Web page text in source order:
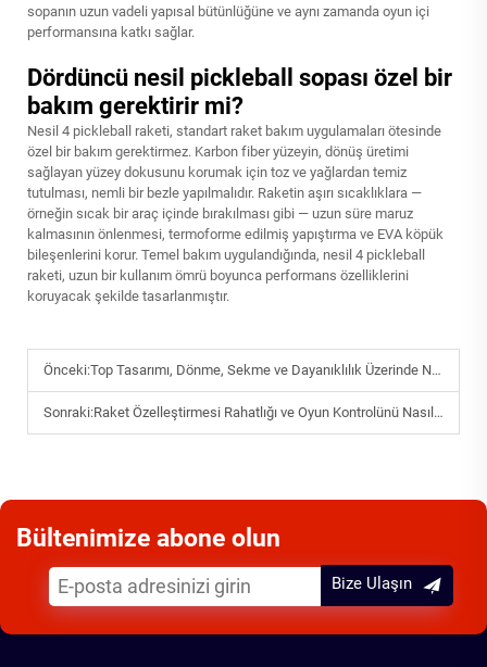
sopanın uzun vadeli yapısal bütünlüğüne ve aynı zamanda oyun içi
performansına katkı sağlar.
Dördüncü nesil pickleball sopası özel bir
bakım gerektirir mi?
Nesil 4 pickleball raketi, standart raket bakım uygulamaları ötesinde
özel bir bakım gerektirmez. Karbon fiber yüzeyin, dönüş üretimi
sağlayan yüzey dokusunu korumak için toz ve yağlardan temiz
tutulması, nemli bir bezle yapılmalıdır. Raketin aşırı sıcaklıklara —
örneğin sıcak bir araç içinde bırakılması gibi — uzun süre maruz
kalmasının önlenmesi, termoforme edilmiş yapıştırma ve EVA köpük
bileşenlerini korur. Temel bakım uygulandığında, nesil 4 pickleball
raketi, uzun bir kullanım ömrü boyunca performans özelliklerini
koruyacak şekilde tasarlanmıştır.
Önceki:Top Tasarımı, Dönme, Sekme ve Dayanıklılık Üzerinde Nasıl Etki Yaratır?
Sonraki:Raket Özelleştirmesi Rahatlığı ve Oyun Kontrolünü Nasıl Geliştirebilir?
Bültenimize abone olun
Bize Ulaşın